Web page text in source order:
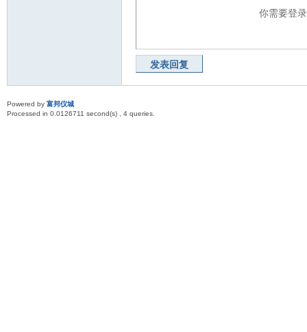
你需要登
发表回复
Powered by 富邦仪城
Processed in 0.0126711 second(s) , 4 queries.